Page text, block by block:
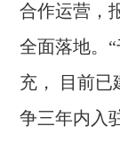
合作运营，
全面落地。
充， 目前已
争三年内入